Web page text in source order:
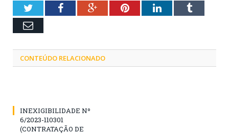
TwitterFacebookGoogle+PinterestLinkedInTumblr
Email
CONTEÚDO RELACIONADO
INEXIGIBILIDADE Nº
6/2023-110301
(CONTRATAÇÃO DE